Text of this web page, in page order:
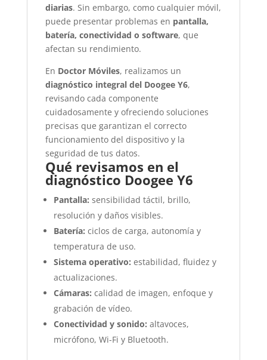
diarias. Sin embargo, como cualquier móvil,
puede presentar problemas en pantalla,
batería, conectividad o software, que
afectan su rendimiento.
En Doctor Móviles, realizamos un
diagnóstico integral del Doogee Y6,
revisando cada componente
cuidadosamente y ofreciendo soluciones
precisas que garantizan el correcto
funcionamiento del dispositivo y la
seguridad de tus datos.
Qué revisamos en el
diagnóstico Doogee Y6
Pantalla: sensibilidad táctil, brillo,
resolución y daños visibles.
Batería: ciclos de carga, autonomía y
temperatura de uso.
Sistema operativo: estabilidad, fluidez y
actualizaciones.
Cámaras: calidad de imagen, enfoque y
grabación de vídeo.
Conectividad y sonido: altavoces,
micrófono, Wi-Fi y Bluetooth.